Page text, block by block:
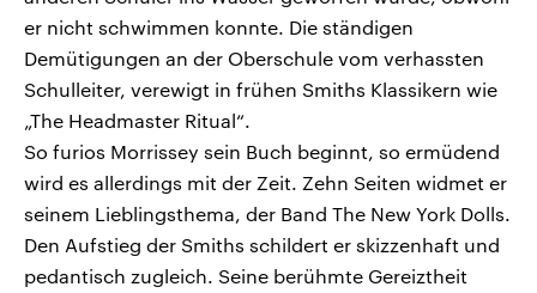
er nicht schwimmen konnte. Die ständigen
Demütigungen an der Oberschule vom verhassten
Schulleiter, verewigt in frühen Smiths Klassikern wie
„The Headmaster Ritual“.
So furios Morrissey sein Buch beginnt, so ermüdend
wird es allerdings mit der Zeit. Zehn Seiten widmet er
seinem Lieblingsthema, der Band The New York Dolls.
Den Aufstieg der Smiths schildert er skizzenhaft und
pedantisch zugleich. Seine berühmte Gereiztheit